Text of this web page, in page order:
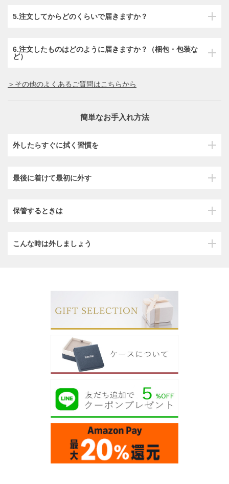
5.注文してからどのくらいで届きますか？
6.注文したものはどのように届きますか？（梱包・包装な
ど）
＞その他のよくあるご質問はこちらから
簡単なお手入れ方法
外したらすぐに拭く習慣を
最後に着けて最初に外す
保管するときは
こんな時は外しましょう